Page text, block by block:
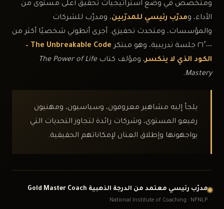
ومتخصص في وضع استراتيجيات تحقيق أعلى مستوى من
الأداء، ومدرّب رئيسي للمدرّبين، ومدرّب للشركات
والمؤسسات، ومتحدث تحفيزي. أجرى أنطوني شخصيًا أكثر من
٢٦٬٠٠٠ جلسة تدريبية، وهو مبتكر
The Unbreakable Code
–
الكود الذي لا ينكسر، ومؤلف كتابThe Power of Life
Mastery
.
يلجأ إليه مشاهير معروفون، وسياسيون، ومهنيون
رفيعو المستوى، وشركات رائدة لتجاوز التحديات التي
يواجهونها وإطلاق العنان لإمكاناتهم الحقيقية.
مدرّب رئيسي معتمد من الدرجة الذهبية Gold Master Coach
NFNLP
·
National Institute of Coaching